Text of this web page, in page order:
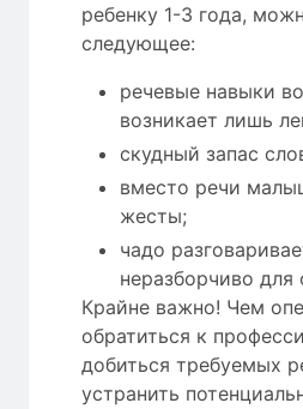
ребенку 1-3 года,
следующее:
речевые навыки
возникает лишь
скудный запас
вместо речи
жесты;
чадо
неразборчиво
Крайне важно! Чем
обратиться к
добиться требуемых
устранить